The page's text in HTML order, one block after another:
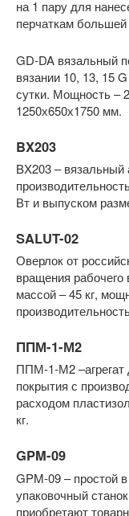
на 1 пару для
перчаткам большей
GD-DA вязальный
вязании 10, 13, 15
сутки. Мощность –
1250х650х1750 мм.
BX203
BX203 – вязальный
Вт и выпуском
SALUT-02
Оверлок от
вращения рабочего
массой – 45 кг,
ППМ-1-М2
ППМ-1-М2 –агрегат
покрытия с
расходом
кг.
GPM-09
GPM-09 – простой
упаковочный
приобретают